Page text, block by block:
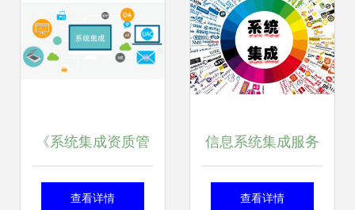
《系统集成资质管
理办法总则》解读
查看详情
信息系统集成服务
规模扩张下的专业
查看详情